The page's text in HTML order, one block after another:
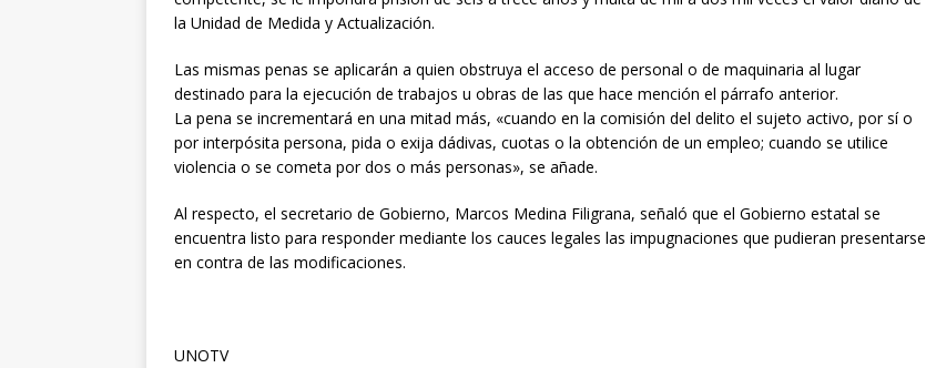
la Unidad de Medida y Actualización.
Las mismas penas se aplicarán a quien obstruya el acceso de personal o de maquinaria al lugar
destinado para la ejecución de trabajos u obras de las que hace mención el párrafo anterior.
La pena se incrementará en una mitad más, «cuando en la comisión del delito el sujeto activo, por sí o
por interpósita persona, pida o exija dádivas, cuotas o la obtención de un empleo; cuando se utilice
violencia o se cometa por dos o más personas», se añade.
Al respecto, el secretario de Gobierno, Marcos Medina Filigrana, señaló que el Gobierno estatal se
encuentra listo para responder mediante los cauces legales las impugnaciones que pudieran presentarse
en contra de las modificaciones.
UNOTV